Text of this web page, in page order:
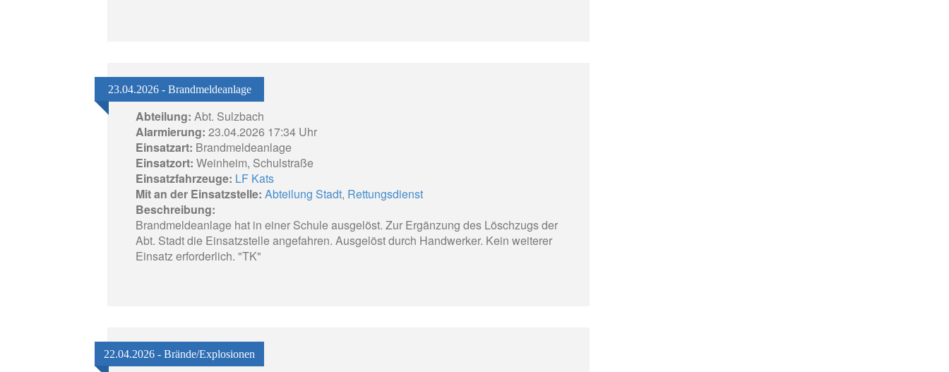
23.04.2026 - Brandmeldeanlage
Abteilung: Abt. Sulzbach
Alarmierung: 23.04.2026 17:34 Uhr
Einsatzart: Brandmeldeanlage
Einsatzort: Weinheim, Schulstraße
Einsatzfahrzeuge: LF Kats
Mit an der Einsatzstelle: Abteilung Stadt, Rettungsdienst
Beschreibung:
Brandmeldeanlage hat in einer Schule ausgelöst. Zur Ergänzung des Löschzugs der
Abt. Stadt die Einsatzstelle angefahren. Ausgelöst durch Handwerker. Kein weiterer
Einsatz erforderlich. "TK"
22.04.2026 - Brände/Explosionen